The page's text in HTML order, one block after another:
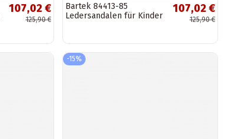
107,02 €
125,90 €
Bartek 84413-85
Ledersandalen für Kinder
107,02 €
125,90 €
-15%